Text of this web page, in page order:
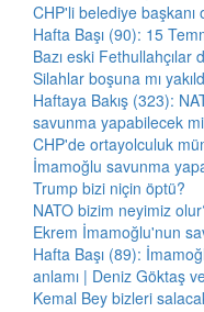
CHP'li belediye
Hafta Başı (90): 15
Bazı eski
Silahlar boşuna mı
Haftaya Bakış (323):
savunma yapabilecek
CHP'de ortayolculuk
İmamoğlu savunma
Trump bizi niçin öptü?
NATO bizim neyimiz
Ekrem İmamoğlu'nun
Hafta Başı (89):
anlamı | Deniz Göktaş
Kemal Bey bizleri